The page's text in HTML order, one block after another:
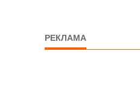
РЕКЛАМА